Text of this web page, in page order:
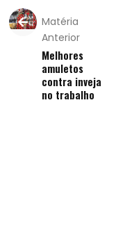
Matéria
Anterior
Melhores
amuletos
contra inveja
no trabalho